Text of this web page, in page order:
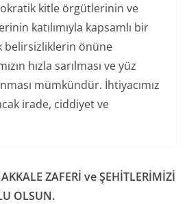
kitle örgütlerinin ve
katılımıyla kapsamlı bir
belirsizliklerin önüne
hızla sarılması ve yüz
mümkündür. İhtiyacımız
irade, ciddiyet ve
ZAFERİ ve ŞEHİTLERİMİZİ
OLSUN.